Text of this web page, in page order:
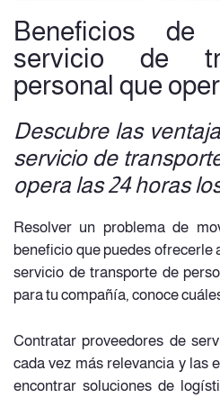
Beneficios de
servicio de
personal que
Descubre las
servicio de
opera las 24 horas
Resolver un problema de
beneficio que puedes ofrecerle
servicio de transporte de
para tu compañía, conoce
Contratar proveedores de
cada vez más relevancia y las
encontrar soluciones de